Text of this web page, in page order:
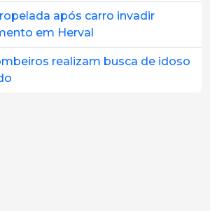
após carro invadir
em Herval
realizam busca de idoso